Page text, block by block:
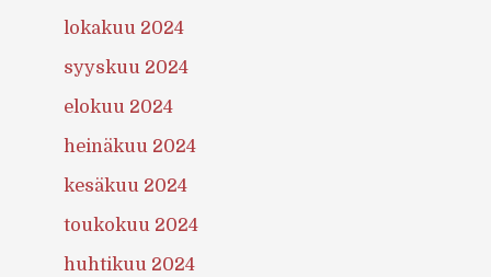
lokakuu 2024
syyskuu 2024
elokuu 2024
heinäkuu 2024
kesäkuu 2024
toukokuu 2024
huhtikuu 2024